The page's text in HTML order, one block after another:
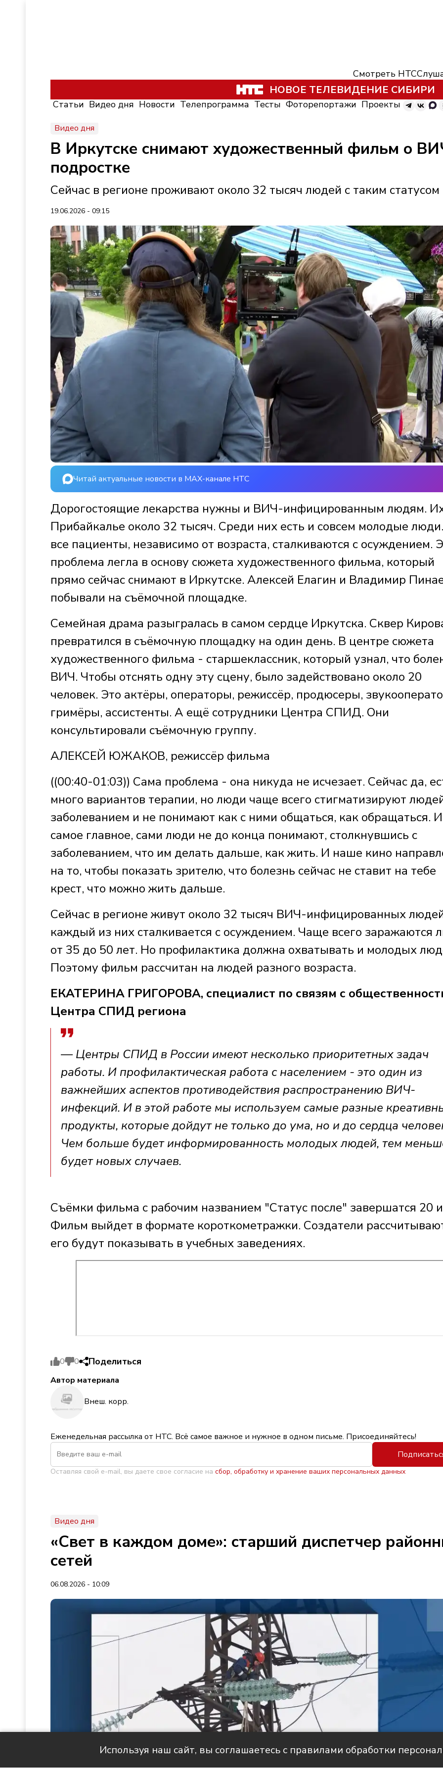
Смотреть НТС
НОВОЕ ТЕЛЕВИДЕНИЕ СИБИРИ
Статьи Видео дня Новости Телепрограмма Тесты Фоторепортажи Проекты
Видео дня
В Иркутске снимают художественный фильм о
подростке
Сейчас в регионе проживают около 32 тысяч людей с таким статусом
19.06.2026 - 09:15
Читай актуальные новости в MAX-канале НТС
Дорогостоящие лекарства нужны и ВИЧ-инфицированным людям.
Прибайкалье около 32 тысяч. Среди них есть и совсем молодые
все пациенты, независимо от возраста, сталкиваются с осуждением.
проблема легла в основу сюжета художественного фильма, который
прямо сейчас снимают в Иркутске. Алексей Елагин и Владимир
побывали на съёмочной площадке.
Семейная драма разыгралась в самом сердце Иркутска. Сквер
превратился в съёмочную площадку на один день. В центре сюжета
художественного фильма - старшеклассник, который узнал, что
ВИЧ. Чтобы отснять одну эту сцену, было задействовано около 20
человек. Это актёры, операторы, режиссёр, продюсеры,
гримёры, ассистенты. А ещё сотрудники Центра СПИД. Они
консультировали съёмочную группу.
АЛЕКСЕЙ ЮЖАКОВ, режиссёр фильма
((00:40-01:03)) Сама проблема - она никуда не исчезает. Сейчас да,
много вариантов терапии, но люди чаще всего стигматизируют
заболеванием и не понимают как с ними общаться, как обращаться.
самое главное, сами люди не до конца понимают, столкнувшись с
заболеванием, что им делать дальше, как жить. И наше кино
на то, чтобы показать зрителю, что болезнь сейчас не ставит на тебе
крест, что можно жить дальше.
Сейчас в регионе живут около 32 тысяч ВИЧ-инфицированных
каждый из них сталкивается с осуждением. Чаще всего заражаются
от 35 до 50 лет. Но профилактика должна охватывать и молодых
Поэтому фильм рассчитан на людей разного возраста.
ЕКАТЕРИНА ГРИГОРОВА, специалист по связям с
Центра СПИД региона
— Центры СПИД в России имеют несколько приоритетных задач
работы. И профилактическая работа с населением - это один из
важнейших аспектов противодействия распространению ВИЧ-
инфекций. И в этой работе мы используем самые разные
продукты, которые дойдут не только до ума, но и до сердца
Чем больше будет информированность молодых людей, тем
будет новых случаев.
Съёмки фильма с рабочим названием "Статус после" завершатся 20
Фильм выйдет в формате короткометражки. Создатели
его будут показывать в учебных заведениях.
0 0 Поделиться
Автор материала
Внеш. корр.
Еженедельная рассылка от НТС. Всё самое важное и нужное в одном письме. Присоединяйтесь!
Оставляя свой e-mail, вы даете свое согласие на сбор, обработку и хранение ваших персональных данных
Видео дня
«Свет в каждом доме»: старший диспетчер
сетей
06.08.2026 - 10:09
Используя наш сайт, вы соглашаетесь с правилами обработки